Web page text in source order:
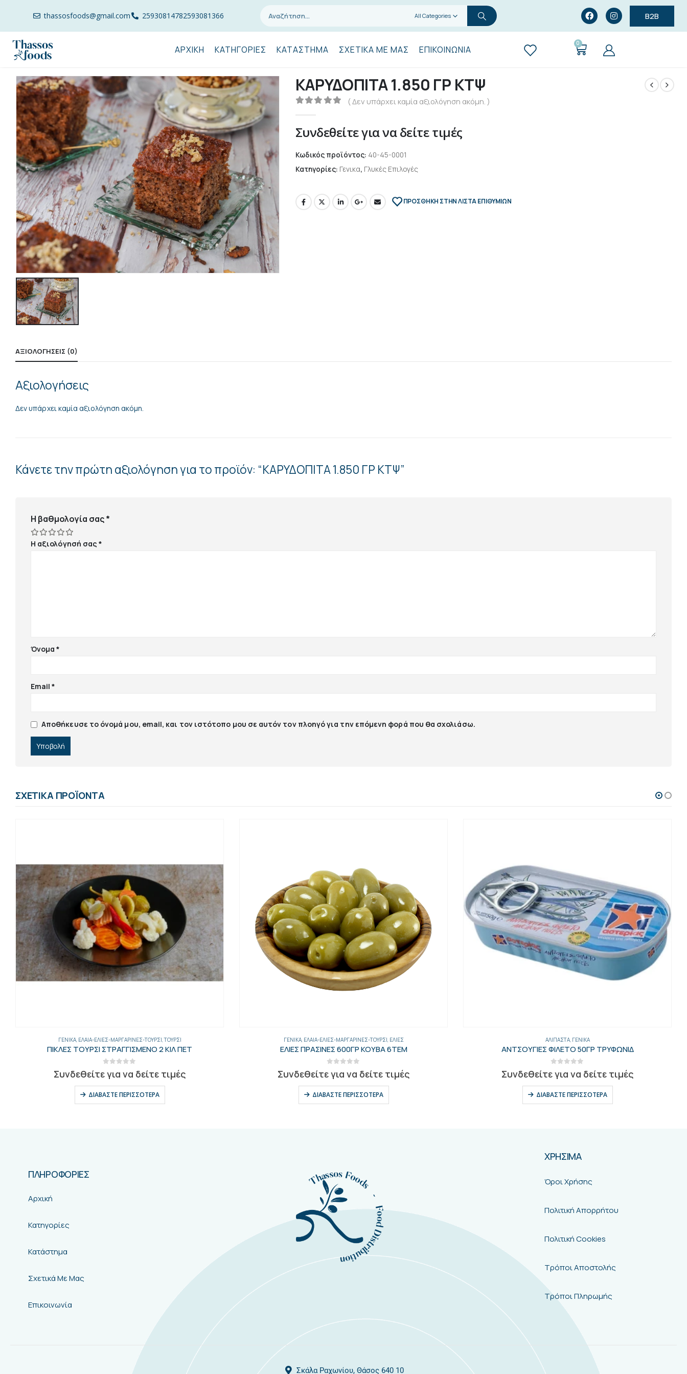
thassosfoods@gmail.com 25930814782593081366 All Categories B2B
ΑΡΧΙΚΉ ΚΑΤΗΓΟΡΊΕΣ ΚΑΤΆΣΤΗΜΑ ΣΧΕΤΙΚΆ ΜΕ ΜΑΣ ΕΠΙΚΟΙΝΩΝΊΑ
0
ΚΑΡΥΔΟΠΙΤΑ 1.850 ΓΡ ΚΤΨ
( Δεν υπάρχει καμία αξιολόγηση ακόμη. )
Συνδεθείτε για να δείτε τιμές
Κωδικός προϊόντος: 40-45-0001
Κατηγορίες: Γενικα, Γλυκές Επιλογές
ΠΡΌΣΘΉΚΗ ΣΤΗΝ ΛΊΣΤΑ ΕΠΙΘΥΜΙΏΝ
ΑΞΙΟΛΟΓΉΣΕΙΣ (0)
Αξιολογήσεις
Δεν υπάρχει καμία αξιολόγηση ακόμη.
Κάνετε την πρώτη αξιολόγηση για το προϊόν: “ΚΑΡΥΔΟΠΙΤΑ 1.850 ΓΡ ΚΤΨ”
Η βαθμολογία σας*
Η αξιολόγησή σας*
Όνομα*
Email*
Αποθήκευσε το όνομά μου, email, και τον ιστότοπο μου σε αυτόν τον πλοηγό για την επόμενη φορά που θα σχολιάσω.
ΣΧΕΤΙΚΆ ΠΡΟΪΌΝΤΑ
ΓΕΝΙΚΑ, ΈΛΑΙΑ-ΕΛΙΈΣ-ΜΑΡΓΑΡΊΝΕΣ-ΤΟΥΡΣΊ ,ΤΟΥΡΣΊ
ΠΙΚΛΕΣ ΤΟΥΡΣΙ ΣΤΡΑΓΓΙΣΜΕΝΟ 2 ΚΙΛ ΠΕΤ
Συνδεθείτε για να δείτε τιμές
ΔΙΑΒΆΣΤΕ ΠΕΡΙΣΣΌΤΕΡΑ
ΓΕΝΙΚΑ, ΈΛΑΙΑ-ΕΛΙΈΣ-ΜΑΡΓΑΡΊΝΕΣ-ΤΟΥΡΣΊ ΕΛΙΈΣ
ΕΛΙΕΣ ΠΡΑΣΙΝΕΣ 600ΓΡ ΚΟΥΒΑ 6ΤΕΜ
Συνδεθείτε για να δείτε τιμές
ΔΙΑΒΆΣΤΕ ΠΕΡΙΣΣΌΤΕΡΑ
ΑΛΊΠΑΣΤΑ, ΓΕΝΙΚΑ
ΑΝΤΣΟΥΓΙΕΣ ΦΙΛΕΤΟ 50ΓΡ ΤΡΥΦΩΝΙΔ
Συνδεθείτε για να δείτε τιμές
ΔΙΑΒΆΣΤΕ ΠΕΡΙΣΣΌΤΕΡΑ
ΠΛΗΡΟΦΟΡΙΕΣ
Αρχική
Κατηγορίες
Κατάστημα
Σχετικά Με Μας
Επικοινωνία
ΧΡΗΣΙΜΑ
Όροι Χρήσης
Πολιτική Απορρήτου
Πολιτική Cookies
Τρόποι Αποστολής
Τρόποι Πληρωμής
Σκάλα Ραχωνίου, Θάσος 640 10